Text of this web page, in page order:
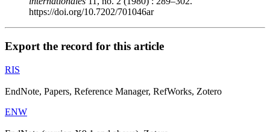
https://doi.org/10.7202/701046ar
Export the record for this article
RIS
EndNote, Papers, Reference Manager, RefWorks, Zotero
ENW